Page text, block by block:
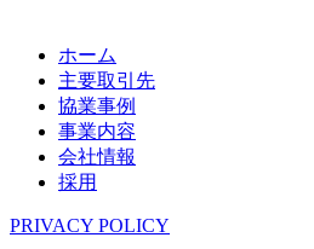
ホーム
主要取引先
協業事例
事業内容
会社情報
採用
PRIVACY POLICY